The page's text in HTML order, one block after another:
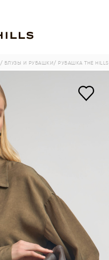
/ БЛУЗЫ И РУБАШКИ / РУБАШКА THE HILLS